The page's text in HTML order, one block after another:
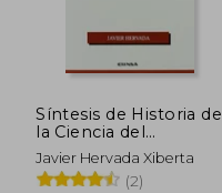
Síntesis de Historia de
la Ciencia del
Derecho Natural
Javier Hervada Xiberta
(2)